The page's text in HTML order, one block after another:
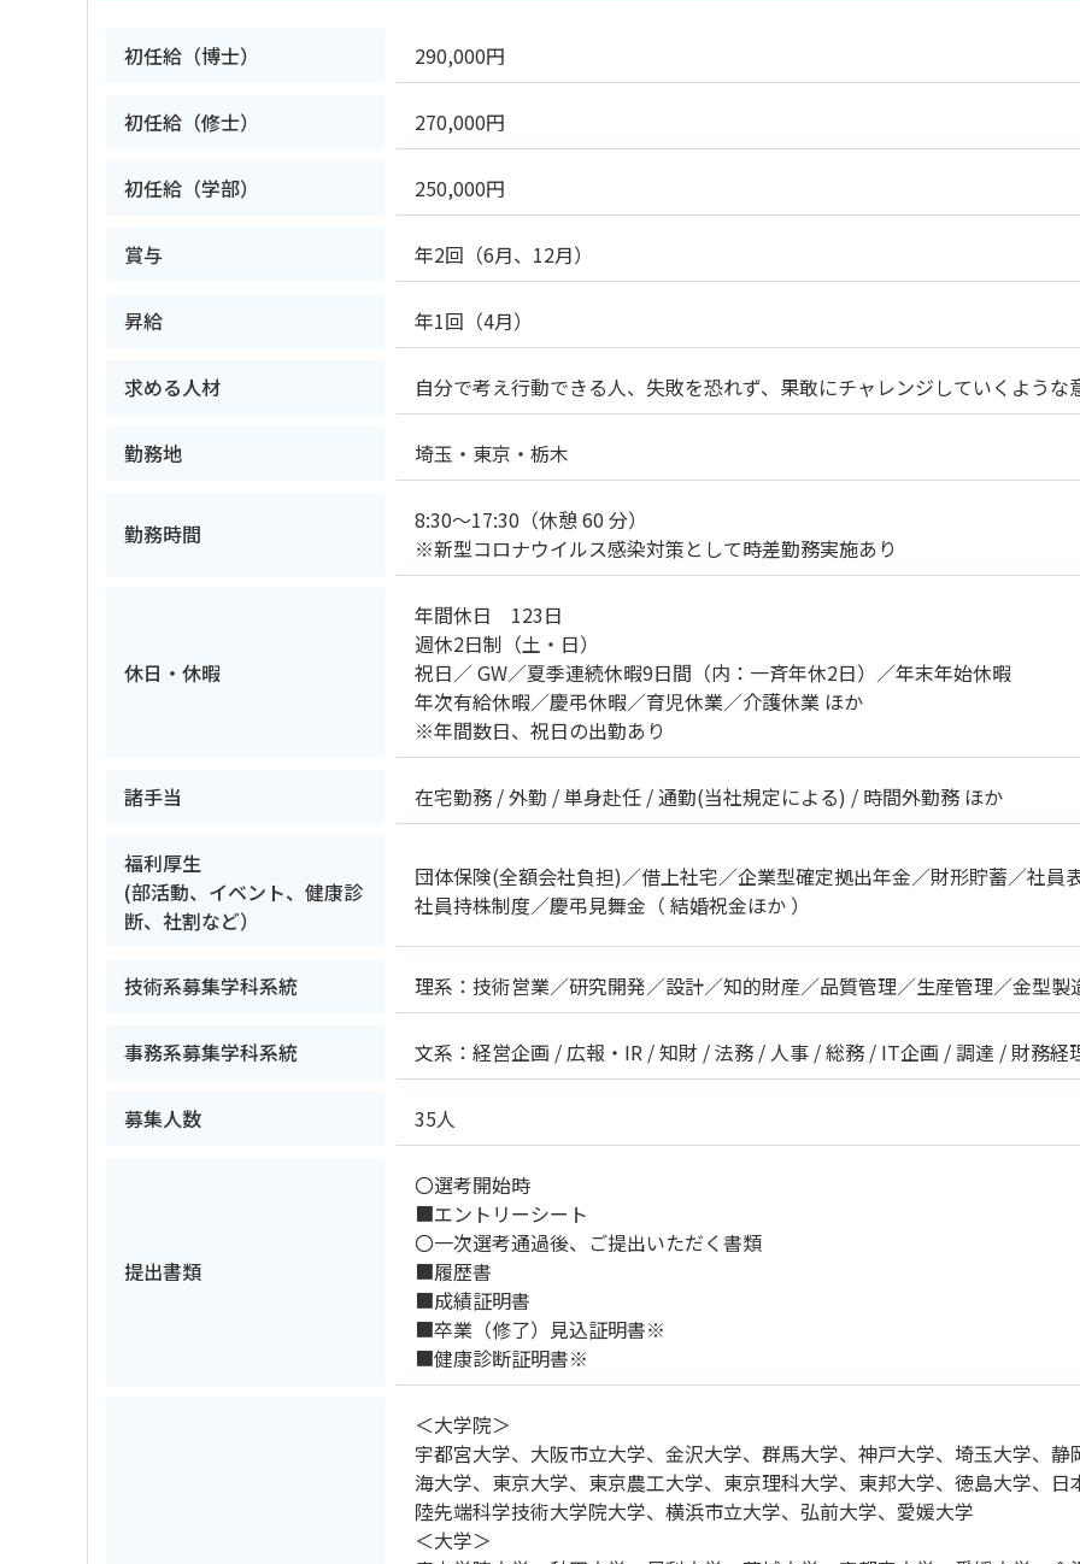
初任給（博士） 290,000円
初任給（修士） 270,000円
初任給（学部） 250,000円
賞与 年2回（6月、12月）
昇給 年1回（4月）
求める人材 自分で考え行動できる人、失敗を恐れず、果敢にチャレンジしていくような
勤務地 埼玉・東京・栃木
勤務時間
8:30～17:30（休憩 60 分）
※新型コロナウイルス感染対策として時差勤務実施あり
休日・休暇
年間休日 123日
週休2日制（土・日）
祝日／ GW／夏季連続休暇9日間（内：一斉年休2日）／年末年始休暇
年次有給休暇／慶弔休暇／育児休業／介護休業 ほか
※年間数日、祝日の出勤あり
諸手当 在宅勤務 / 外勤 / 単身赴任 / 通勤(当社規定による) / 時間外勤務 ほか
福利厚生
(部活動、イベント、健康診
断、社割など）
団体保険(全額会社負担)／借上社宅／企業型確定拠出年金／財形貯蓄／社員
社員持株制度／慶弔見舞金（ 結婚祝金ほか ）
技術系募集学科系統 理系：技術営業／研究開発／設計／知的財産／品質管理／生産管理／金型製
事務系募集学科系統 文系：経営企画 / 広報・IR / 知財 / 法務 / 人事 / 総務 / IT企画 / 調達 / 財務経
募集人数 35人
提出書類
〇選考開始時
■エントリーシート
〇一次選考通過後、ご提出いただく書類
■履歴書
■成績証明書
■卒業（修了）見込証明書※
■健康診断証明書※
＜大学院＞
宇都宮大学、大阪市立大学、金沢大学、群馬大学、神戸大学、埼玉大学、
海大学、東京大学、東京農工大学、東京理科大学、東邦大学、徳島大学、
陸先端科学技術大学院大学、横浜市立大学、弘前大学、愛媛大学
＜大学＞